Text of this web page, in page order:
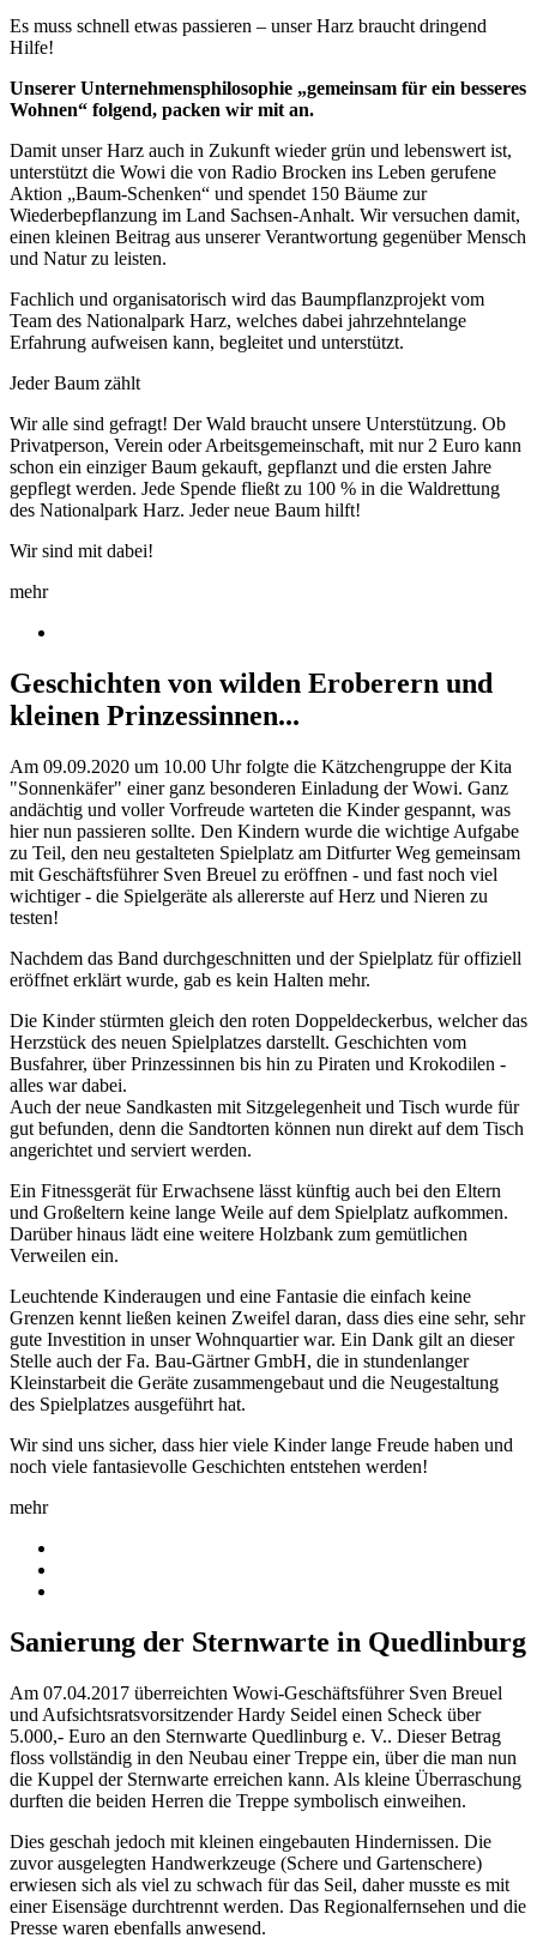
Es muss schnell etwas passieren – unser Harz braucht dringend
Hilfe!
Unserer Unternehmensphilosophie „gemeinsam für ein besseres
Wohnen“ folgend, packen wir mit an.
Damit unser Harz auch in Zukunft wieder grün und lebenswert ist,
unterstützt die Wowi die von Radio Brocken ins Leben gerufene
Aktion „Baum-Schenken“ und spendet 150 Bäume zur
Wiederbepflanzung im Land Sachsen-Anhalt. Wir versuchen damit,
einen kleinen Beitrag aus unserer Verantwortung gegenüber Mensch
und Natur zu leisten.
Fachlich und organisatorisch wird das Baumpflanzprojekt vom
Team des Nationalpark Harz, welches dabei jahrzehntelange
Erfahrung aufweisen kann, begleitet und unterstützt.
Jeder Baum zählt
Wir alle sind gefragt! Der Wald braucht unsere Unterstützung. Ob
Privatperson, Verein oder Arbeitsgemeinschaft, mit nur 2 Euro kann
schon ein einziger Baum gekauft, gepflanzt und die ersten Jahre
gepflegt werden. Jede Spende fließt zu 100 % in die Waldrettung
des Nationalpark Harz. Jeder neue Baum hilft!
Wir sind mit dabei!
mehr
Geschichten von wilden Eroberern und
kleinen Prinzessinnen...
Am 09.09.2020 um 10.00 Uhr folgte die Kätzchengruppe der Kita
"Sonnenkäfer" einer ganz besonderen Einladung der Wowi. Ganz
andächtig und voller Vorfreude warteten die Kinder gespannt, was
hier nun passieren sollte. Den Kindern wurde die wichtige Aufgabe
zu Teil, den neu gestalteten Spielplatz am Ditfurter Weg gemeinsam
mit Geschäftsführer Sven Breuel zu eröffnen - und fast noch viel
wichtiger - die Spielgeräte als allererste auf Herz und Nieren zu
testen!
Nachdem das Band durchgeschnitten und der Spielplatz für offiziell
eröffnet erklärt wurde, gab es kein Halten mehr.
Die Kinder stürmten gleich den roten Doppeldeckerbus, welcher das
Herzstück des neuen Spielplatzes darstellt. Geschichten vom
Busfahrer, über Prinzessinnen bis hin zu Piraten und Krokodilen -
alles war dabei.
Auch der neue Sandkasten mit Sitzgelegenheit und Tisch wurde für
gut befunden, denn die Sandtorten können nun direkt auf dem Tisch
angerichtet und serviert werden.
Ein Fitnessgerät für Erwachsene lässt künftig auch bei den Eltern
und Großeltern keine lange Weile auf dem Spielplatz aufkommen.
Darüber hinaus lädt eine weitere Holzbank zum gemütlichen
Verweilen ein.
Leuchtende Kinderaugen und eine Fantasie die einfach keine
Grenzen kennt ließen keinen Zweifel daran, dass dies eine sehr, sehr
gute Investition in unser Wohnquartier war. Ein Dank gilt an dieser
Stelle auch der Fa. Bau-Gärtner GmbH, die in stundenlanger
Kleinstarbeit die Geräte zusammengebaut und die Neugestaltung
des Spielplatzes ausgeführt hat.
Wir sind uns sicher, dass hier viele Kinder lange Freude haben und
noch viele fantasievolle Geschichten entstehen werden!
mehr
Sanierung der Sternwarte in Quedlinburg
Am 07.04.2017 überreichten Wowi-Geschäftsführer Sven Breuel
und Aufsichtsratsvorsitzender Hardy Seidel einen Scheck über
5.000,- Euro an den Sternwarte Quedlinburg e. V.. Dieser Betrag
floss vollständig in den Neubau einer Treppe ein, über die man nun
die Kuppel der Sternwarte erreichen kann. Als kleine Überraschung
durften die beiden Herren die Treppe symbolisch einweihen.
Dies geschah jedoch mit kleinen eingebauten Hindernissen. Die
zuvor ausgelegten Handwerkzeuge (Schere und Gartenschere)
erwiesen sich als viel zu schwach für das Seil, daher musste es mit
einer Eisensäge durchtrennt werden. Das Regionalfernsehen und die
Presse waren ebenfalls anwesend.